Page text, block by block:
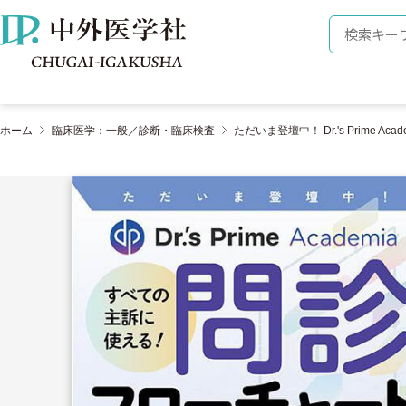
株式会社 中外医学社 検索キーワ
ホーム 臨床医学：一般／診断・臨床検査 ただいま登壇中！ Dr.'s Prime